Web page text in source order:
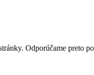
Odporúčame preto